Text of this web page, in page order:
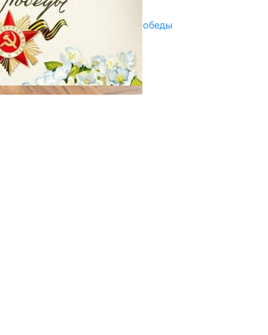
29.04.2025
Награды в преддверии Дня Победы
29.04.2025